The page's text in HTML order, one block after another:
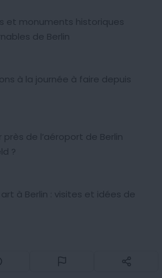
et monuments historiques
de Berlin
à la journée à faire depuis
près de l’aéroport de Berlin
?
à Berlin : visites et idées de